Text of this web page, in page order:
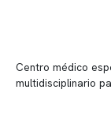
Centro médico
multidisciplinario